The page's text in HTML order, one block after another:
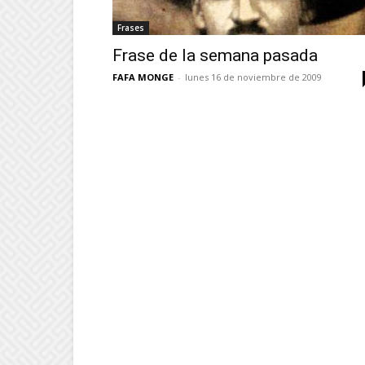
Frases
Frase de la semana pasada
FAFA MONGE - lunes 16 de noviembre de 2009